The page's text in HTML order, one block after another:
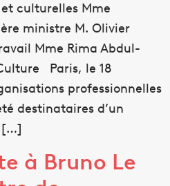
culturelles Mme
ministre M. Olivier
Mme Rima Abdul-
Paris, le 18
professionnelles
destinataires d’un
[…]
à Bruno Le